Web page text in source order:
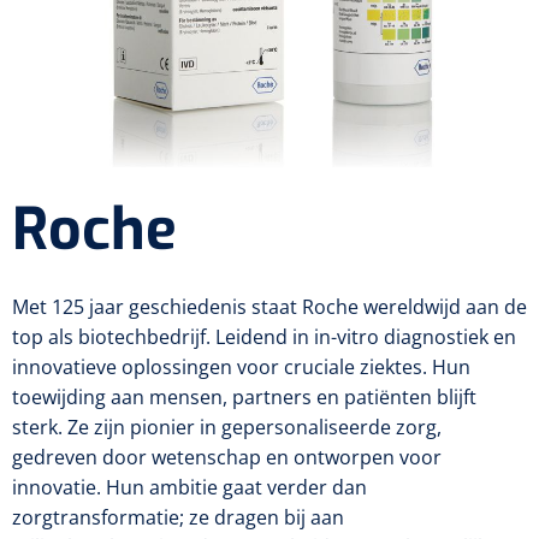
Massagetherapie
Warmtetherapie
Bestek
Borden
Slabben
Eetplateau's
Neonatale comfortzorg
Vasculaire aandoeningen
Apparaten
Toebehoren
Gynaecologische aandoeningen
Luchtwegen
Aspiratie
Aërosol
Pijn
Infuuspompen
Diversen
Incentive spirometers
Verneveling
Patiëntencircuits
Jet-ventilatie
Spoedbeademing
Postoperatieve steunverbanden
Laser chirurgie
Laser toebehoren
Thoraxdrainage systeem
Surgical suction
Microscoop
Dopplers
Vasculaire dopplers
Foetale en Vasculaire dopplers
Urologie
Cardiorespiratoir
Holters
Spirometers
NO-meters
EHBO & Reanimatie
Verbandkoffers
Navulling verbandkoffers
Reddingsdekens
Vingerlingen
Diversen
Fysiotherapie & Revalidatie
Functionele revalidatie
Gangrevalidatie
Hand/arm revalidatie
Rug- & nekrevalidatie
Actieve-passieve beweging
Krachttraining
Deodorants
Eau De Cologne
Bodylotions
Handcrèmes
Incontinentiezorg
Eenmalige sondes
Tiemannsondes
Maagsondes
Vrouwensondes
Injectiemateriaal
Spuiten
Spuiten zonder naald
Spuiten met naald
Infrastructuur
Anti-decubitus materiaal
Diversen
Instrumenten
Naaldvoerders
Monitoring
Roche
Met 125 jaar geschiedenis staat Roche wereldwijd aan de
top als biotechbedrijf. Leidend in in-vitro diagnostiek en
innovatieve oplossingen voor cruciale ziektes. Hun
toewijding aan mensen, partners en patiënten blijft
sterk. Ze zijn pionier in gepersonaliseerde zorg,
gedreven door wetenschap en ontworpen voor
innovatie. Hun ambitie gaat verder dan
zorgtransformatie; ze dragen bij aan